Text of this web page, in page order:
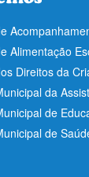
Alimentação
Direitos da
da
de
de